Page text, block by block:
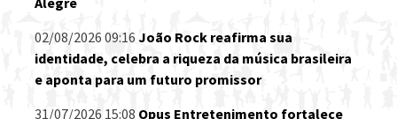
02/08/2026 09:16 João Rock reafirma sua
identidade, celebra a riqueza da música brasileira
e aponta para um futuro promissor
31/07/2026 15:08 Opus Entretenimento fortalece